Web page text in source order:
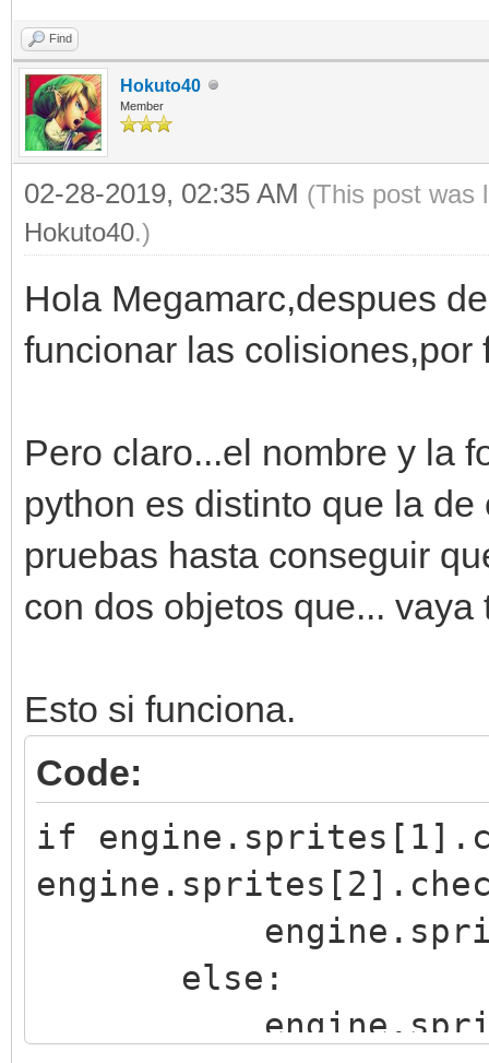
Find
Hokuto40
Member
02-28-2019, 02:35 AM (This post was
Hokuto40.)
Hola Megamarc,despues
funcionar las colisiones,por
Pero claro...el nombre y la
python es distinto que la
pruebas hasta conseguir
con dos objetos que... vaya
Esto si funciona.
Code:
if
else: